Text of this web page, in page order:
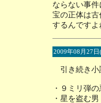
ならない事
宝の正体は
するんです
2009年08月27日
引き続き小
・９ミリ弾
・星を盗む男